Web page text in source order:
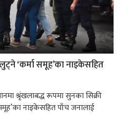
‘कर्मा समूह’का नाइकेसहित
श्रृंखलाबद्ध रूपमा सुनका सिक्री
नाइकेसहित पाँच जनालाई